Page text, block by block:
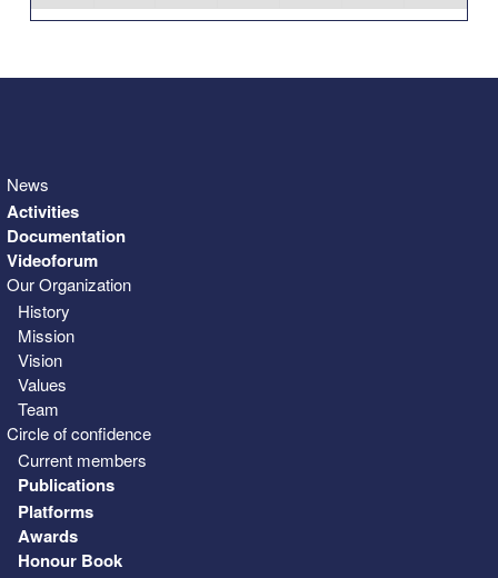
News
Activities
Documentation
Videoforum
Our Organization
History
Mission
Vision
Values
Team
Circle of confidence
Current members
Publications
Platforms
Awards
Honour Book